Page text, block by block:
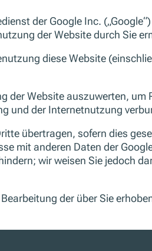
der Google Inc.
der Website durch Sie
diese Website
der Website auszuwerten,
und der Internetnutzung
übertragen, sofern dies
mit anderen Daten der
wir weisen Sie jedoch
der über Sie